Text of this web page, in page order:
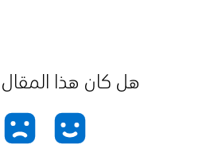
هل كان هذا